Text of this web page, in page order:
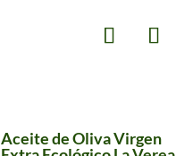
Aceite de Oliva Virgen